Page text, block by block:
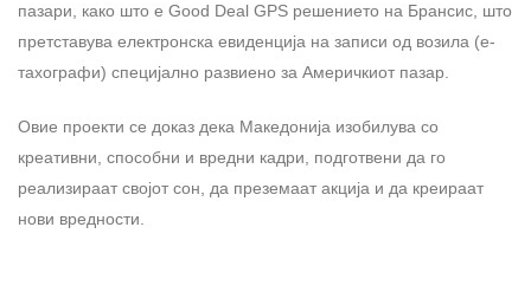
пазари, како што е Good Deal GPS решението на Брансис, што
претставува електронска евиденција на записи од возила (е-
тахографи) специјално развиено за Америчкиот пазар.
Овие проекти се доказ дека Македонија изобилува со
креативни, способни и вредни кадри, подготвени да го
реализираат својот сон, да преземаат акција и да креираат
нови вредности.